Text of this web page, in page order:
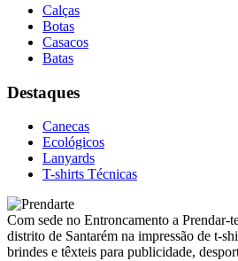
Calças
Botas
Casacos
Batas
Destaques
Canecas
Ecológicos
Lanyards
T-shirts Técnicas
Com sede no Entroncamento a Prendar-
distrito de Santarém na impressão de t-
brindes e têxteis para publicidade,